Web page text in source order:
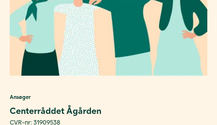
Ansøger
Centerråddet Ågården
CVR-nr: 31909538